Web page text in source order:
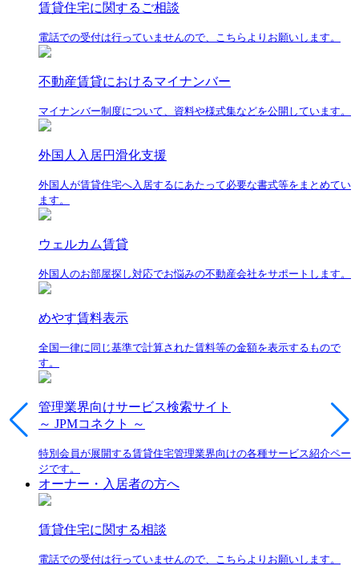
賃貸住宅に関するご相談
電話での受付は行っていませんので、こちらよりお願いします。
不動産賃貸におけるマイナンバー
マイナンバー制度について、資料や様式集などを公開しています。
外国人入居円滑化支援
外国人が賃貸住宅へ入居するにあたって必要な書式等をまとめてい
ます。
ウェルカム賃貸
外国人のお部屋探し対応でお悩みの不動産会社をサポートします。
めやす賃料表示
全国一律に同じ基準で計算された賃料等の金額を表示するもので
す。
管理業界向けサービス検索サイト
～ JPMコネクト ～
特別会員が展開する賃貸住宅管理業界向けの各種サービス紹介ペー
ジです。
オーナー・入居者の方へ
賃貸住宅に関する相談
電話での受付は行っていませんので、こちらよりお願いします。